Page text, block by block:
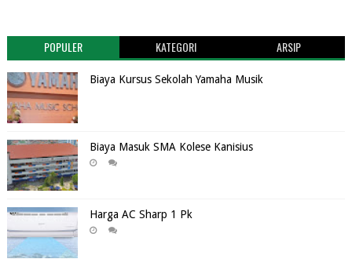
POPULER KATEGORI ARSIP
Biaya Kursus Sekolah Yamaha Musik
Biaya Masuk SMA Kolese Kanisius
Harga AC Sharp 1 Pk